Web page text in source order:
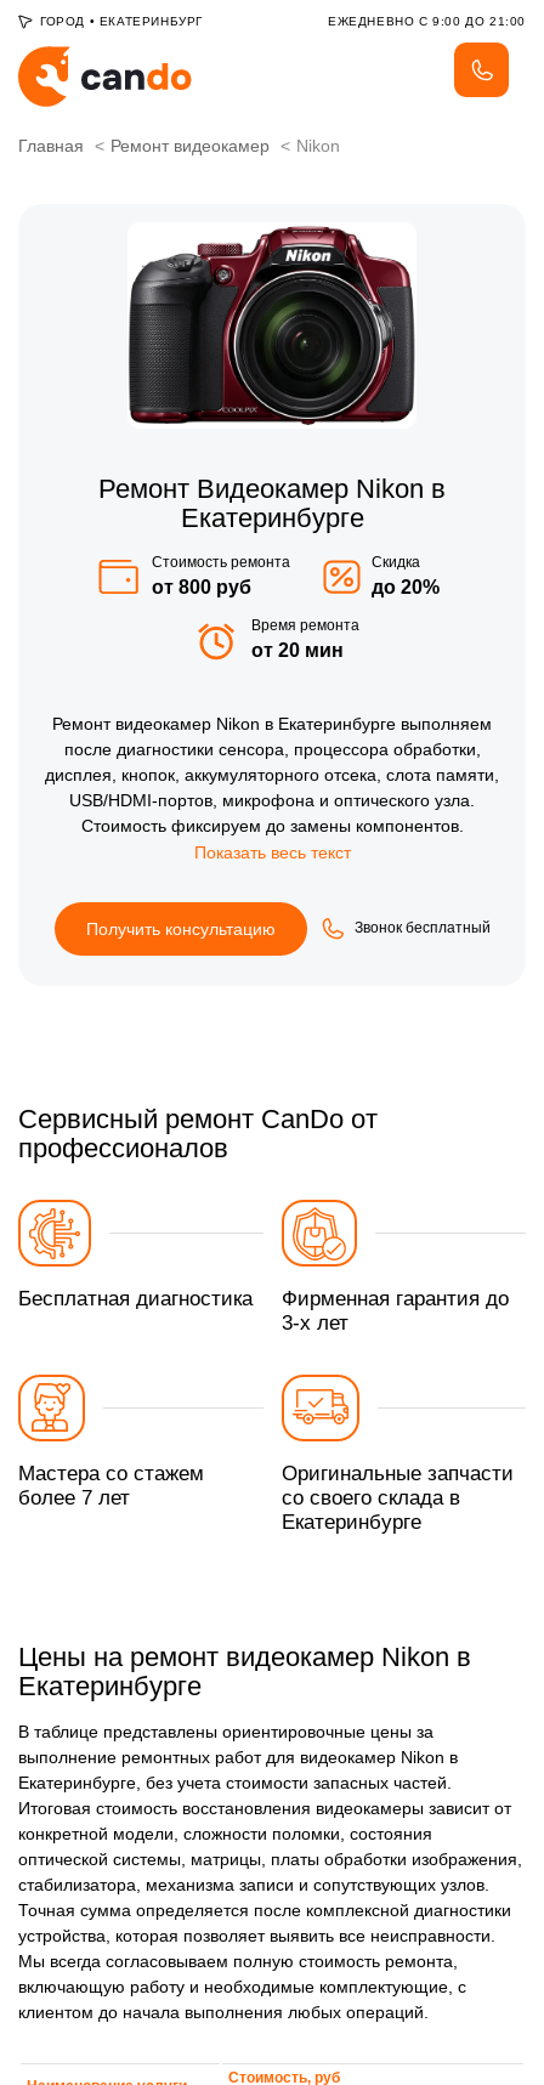
ГОРОД • ЕКАТЕРИНБУРГ ЕЖЕДНЕВНО С 9:00 ДО 21:00
Главная Ремонт видеокамер Nikon
Ремонт Видеокамер Nikon в
Екатеринбурге
Стоимость ремонта
от 800 руб
Скидка
до 20%
Время ремонта
от 20 мин
Ремонт видеокамер Nikon в Екатеринбурге выполняем
после диагностики сенсора, процессора обработки,
дисплея, кнопок, аккумуляторного отсека, слота памяти,
USB/HDMI-портов, микрофона и оптического узла.
Стоимость фиксируем до замены компонентов.
Восстанавливаем включение, запись, фокусировку и
карту памяти и стабильность съемки.
Получить консультацию
Звонок бесплатный
Сервисный ремонт CanDo от
профессионалов
Бесплатная диагностика
Фирменная гарантия до
3-х лет
Мастера со стажем
более 7 лет
Оригинальные запчасти
со своего склада в
Екатеринбурге
Цены на ремонт видеокамер Nikon в
Екатеринбурге
В таблице представлены ориентировочные цены за
выполнение ремонтных работ для видеокамер Nikon в
Екатеринбурге, без учета стоимости запасных частей.
Итоговая стоимость восстановления видеокамеры зависит от
конкретной модели, сложности поломки, состояния
оптической системы, матрицы, платы обработки изображения,
стабилизатора, механизма записи и сопутствующих узлов.
Точная сумма определяется после комплексной диагностики
устройства, которая позволяет выявить все неисправности.
Мы всегда согласовываем полную стоимость ремонта,
включающую работу и необходимые комплектующие, с
клиентом до начала выполнения любых операций.
Стоимость, руб